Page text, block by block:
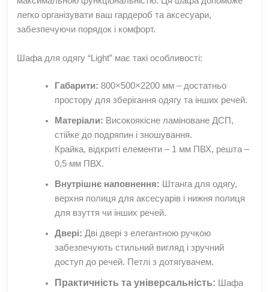
легко організувати ваш гардероб та аксесуари,
забезпечуючи порядок і комфорт.
Шафа для одягу “Light” має такі особливості:
Габарити: 800×500×2200 мм – достатньо
простору для зберігання одягу та інших речей.
Матеріали: Високоякісне ламіноване ДСП,
стійке до подряпин і зношування.
Крайка, відкриті елементи – 1 мм ПВХ, решта –
0,5 мм ПВХ.
Внутрішнє наповнення: Штанга для одягу,
верхня полиця для аксесуарів і нижня полиця
для взуття чи інших речей.
Двері: Дві двері з елегантною ручкою
забезпечують стильний вигляд і зручний
доступ до речей. Петлі з дотягувачем.
Практичність та універсальність: Шафа